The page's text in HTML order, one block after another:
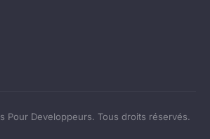
Pour Developpeurs. Tous droits réservés.